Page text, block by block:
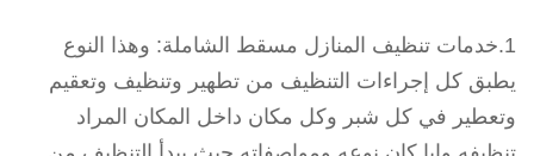
1.خدمات تنظيف المنازل مسقط الشاملة: وهذا النوع
يطبق كل إجراءات التنظيف من تطهير وتنظيف وتعقيم
وتعطير في كل شبر وكل مكان داخل المكان المراد